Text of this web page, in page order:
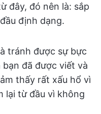
đây, đó nên là: sắp
định dạng.
tránh được sự bực
đã được viết và
thấy rất xấu hổ vì
lại từ đầu vì không